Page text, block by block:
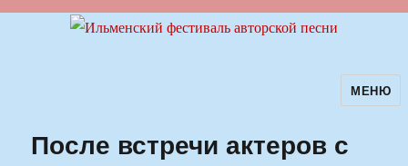
Ильменский фестиваль авторскойМЕНЮ
После встречи актеров с